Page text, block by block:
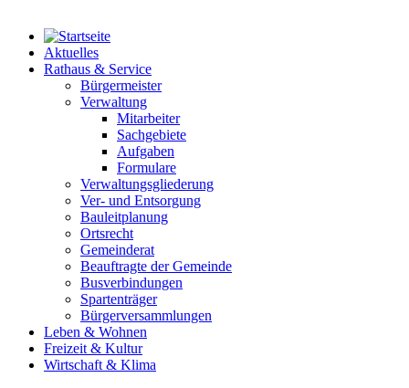
Aktuelles
Rathaus & Service
Bürgermeister
Verwaltung
Mitarbeiter
Sachgebiete
Aufgaben
Formulare
Verwaltungsgliederung
Ver- und Entsorgung
Bauleitplanung
Ortsrecht
Gemeinderat
Beauftragte der Gemeinde
Busverbindungen
Spartenträger
Bürgerversammlungen
Leben & Wohnen
Freizeit & Kultur
Wirtschaft & Klima